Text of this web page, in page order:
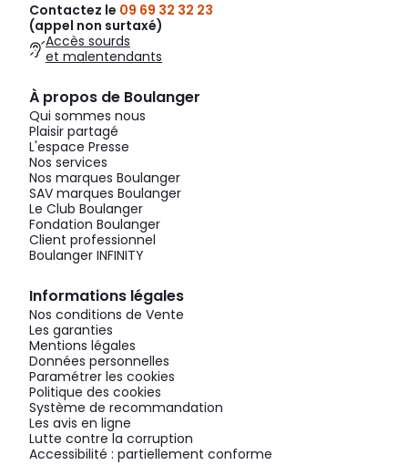
Contactez le 09 69 32 32 23
(appel non surtaxé)
Accès sourds
et malentendants
À propos de Boulanger
Qui sommes nous
Plaisir partagé
L'espace Presse
Nos services
Nos marques Boulanger
SAV marques Boulanger
Le Club Boulanger
Fondation Boulanger
Client professionnel
Boulanger INFINITY
Informations légales
Nos conditions de Vente
Les garanties
Mentions légales
Données personnelles
Paramétrer les cookies
Politique des cookies
Système de recommandation
Les avis en ligne
Lutte contre la corruption
Accessibilité : partiellement conforme